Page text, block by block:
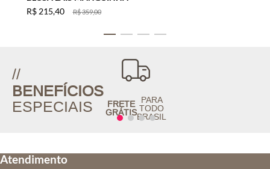
R$359,00
R$ 215,40
//
BENEFÍCIOS
ESPECIAIS
FRETE
GRÁTIS
PARA
TODO
BRASIL
Atendimento